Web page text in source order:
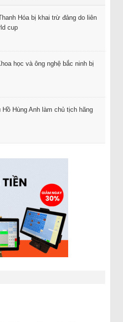
Hóa bị khai trừ đảng do liên
cup
học và ông nghệ bắc ninh bị
Hồ Hùng Anh làm chủ tịch hãng